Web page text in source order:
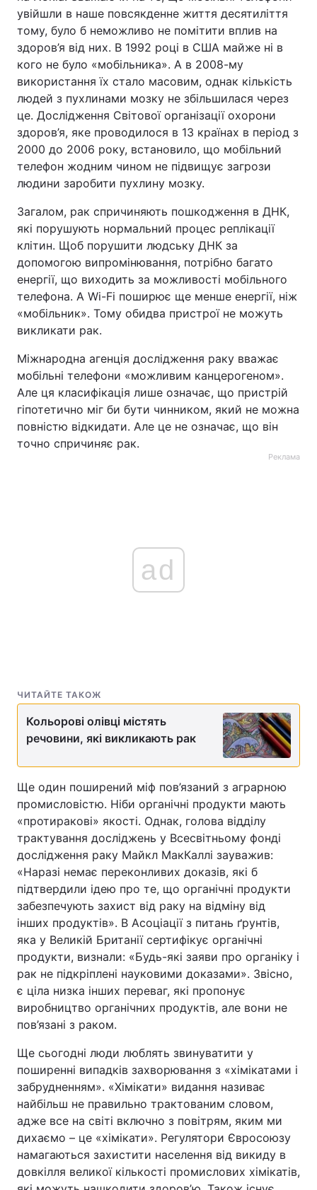
увійшли в наше повсякденне життя десятиліття
тому, було б неможливо не помітити вплив на
здоров’я від них. В 1992 році в США майже ні в
кого не було «мобільника». А в 2008-му
використання їх стало масовим, однак кількість
людей з пухлинами мозку не збільшилася через
це. Дослідження Світової організації охорони
здоров’я, яке проводилося в 13 країнах в період з
2000 до 2006 року, встановило, що мобільний
телефон жодним чином не підвищує загрози
людини заробити пухлину мозку.
Загалом, рак спричиняють пошкодження в ДНК,
які порушують нормальний процес реплікації
клітин. Щоб порушити людську ДНК за
допомогою випромінювання, потрібно багато
енергії, що виходить за можливості мобільного
телефона. А Wi-Fi поширює ще менше енергії, ніж
«мобільник». Тому обидва пристрої не можуть
викликати рак.
Міжнародна агенція дослідження раку вважає
мобільні телефони «можливим канцерогеном».
Але ця класифікація лише означає, що пристрій
гіпотетично міг би бути чинником, який не можна
повністю відкидати. Але це не означає, що він
точно спричиняє рак.
Реклама
ad
ЧИТАЙТЕ ТАКОЖ
Кольорові олівці містять
речовини, які викликають рак
Ще один поширений міф пов’язаний з аграрною
промисловістю. Ніби органічні продукти мають
«протиракові» якості. Однак, голова відділу
трактування досліджень у Всесвітньому фонді
дослідження раку Майкл МакКаллі зауважив:
«Наразі немає переконливих доказів, які б
підтвердили ідею про те, що органічні продукти
забезпечують захист від раку на відміну від
інших продуктів». В Асоціації з питань ґрунтів,
яка у Великій Британії сертифікує органічні
продукти, визнали: «Будь-які заяви про органіку і
рак не підкріплені науковими доказами». Звісно,
є ціла низка інших переваг, які пропонує
виробництво органічних продуктів, але вони не
пов’язані з раком.
Ще сьогодні люди люблять звинуватити у
поширенні випадків захворювання з «хімікатами і
забрудненням». «Хімікати» видання називає
найбільш не правильно трактованим словом,
адже все на світі включно з повітрям, яким ми
дихаємо – це «хімікати». Регулятори Євросоюзу
намагаються захистити населення від викиду в
довкілля великої кількості промислових хімікатів,